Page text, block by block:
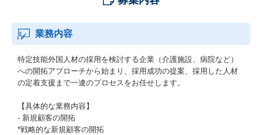
業務内容
特定技能外国人材の採用を検討する企業（介護施設、病院など）
への開拓アプローチから始まり、採用成功の提案、採用した人材
の定着支援まで一連のプロセスをお任せします。
【具体的な業務内容】
- 新規顧客の開拓
*戦略的な新規顧客の開拓